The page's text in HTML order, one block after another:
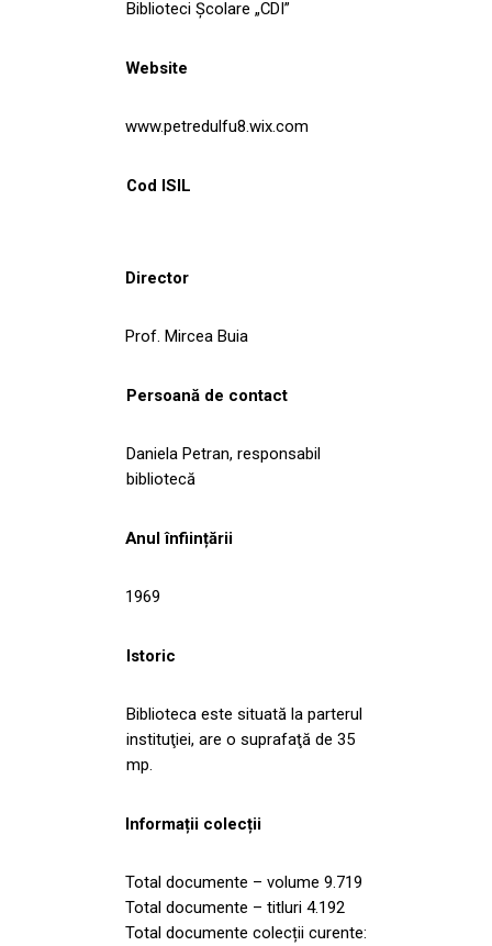
Biblioteci Școlare „CDI”
Website
www.petredulfu8.wix.com
Cod ISIL
Director
Prof. Mircea Buia
Persoană de contact
Daniela Petran, responsabil
bibliotecă
Anul înființării
1969
Istoric
Biblioteca este situată la parterul
instituţiei, are o suprafaţă de 35
mp.
Informații colecții
Total documente – volume 9.719
Total documente – titluri 4.192
Total documente colecții curente: